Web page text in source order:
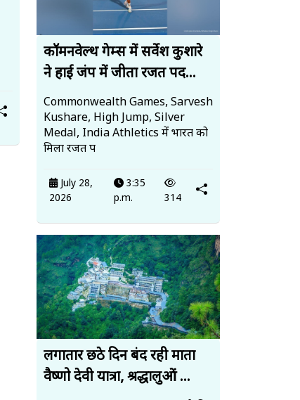
कॉमनवेल्थ गेम्स में सर्वेश कुशारे
ने हाई जंप में जीता रजत पद...
Commonwealth Games, Sarvesh
Kushare, High Jump, Silver
Medal, India Athletics में भारत को
मिला रजत प
July 28,
2026
3:35
p.m.
314
लगातार छठे दिन बंद रही माता
वैष्णो देवी यात्रा, श्रद्धालुओं ...